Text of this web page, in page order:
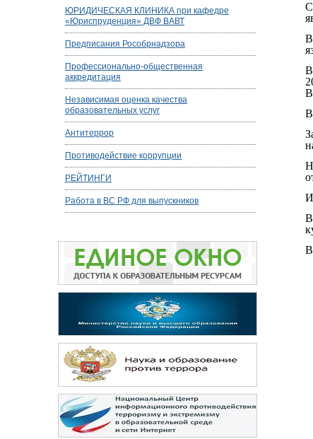
ЮРИДИЧЕСКАЯ КЛИНИКА при кафедре
«Юриспруденция» ДВФ ВАВТ
Предписания Рособрнадзора
Профессионально-общественная
аккредитация
Независимая оценка качества
образовательных услуг
Антитеррор
Противодействие коррупции
РЕЙТИНГИ
Работа в ВС РФ для выпускников
В